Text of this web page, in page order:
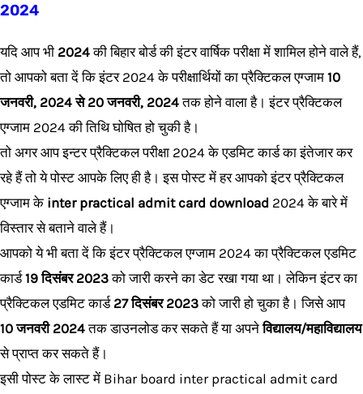
2024
यदि आप भी 2024की बिहार बोर्ड की इंटर वार्षिक परीक्षा में शामिल होने वाले हैं,
तो आपको बता दें कि इंटर 2024 के परीक्षार्थियों का प्रैक्टिकल एग्जाम 10
जनवरी, 2024 से 20 जनवरी, 2024तक होने वाला है। इंटर प्रैक्टिकल
एग्जाम 2024 की तिथि घोषित हो चुकी है।
तो अगर आप इन्टर प्रैक्टिकल परीक्षा 2024 के एडमिट कार्ड का इंतेजार कर
रहे हैं तो ये पोस्ट आपके लिए ही है। इस पोस्ट में हर आपको इंटर प्रैक्टिकल
एग्जाम के inter practical admit card download 2024 के बारे में
विस्तार से बताने वाले हैं।
आपको ये भी बता दें कि इंटर प्रैक्टिकल एग्जाम 2024 का प्रैक्टिकल एडमिट
कार्ड19 दिसंबर 2023को जारी करने का डेट रखा गया था। लेकिन इंटर का
प्रैक्टिकल एडमिट कार्ड 27 दिसंबर 2023को जारी हो चुका है। जिसे आप
10 जनवरी 2024तक डाउनलोड कर सकते हैं या अपनेविद्यालय/महाविद्यालय
से प्राप्त कर सकते हैं।
इसी पोस्ट के लास्ट में Bihar board inter practical admit card